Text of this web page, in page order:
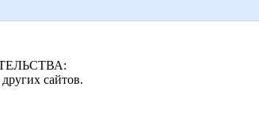
сайтов.